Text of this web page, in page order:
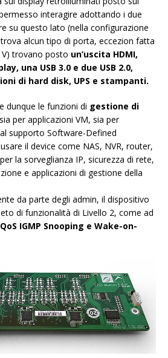
interagire adottando i due
su questo lato (nella configurazione
alcun tipo di porta, eccezion fatta
V) trovano posto un’uscita HDMI,
una USB 3.0 e due USB 2.0,
di hard disk, UPS e stampanti.
dunque le funzioni di gestione di
per applicazioni VM, sia per
al supporto Software-Defined
il device come NAS, NVR, router,
la sorveglianza IP, sicurezza di rete,
e applicazioni di gestione della
da parte degli admin, il dispositivo
di funzionalità di Livello 2, come ad
IGMP Snooping e Wake-on-